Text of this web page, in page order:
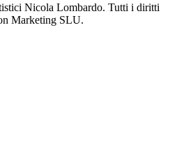
Nicola Lombardo. Tutti i diritti
Marketing SLU.